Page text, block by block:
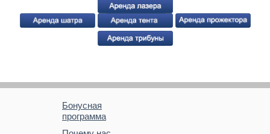
Бонусная
программа